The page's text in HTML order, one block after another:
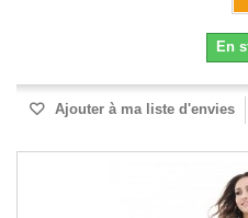
En
Ajouter à ma liste d'envies